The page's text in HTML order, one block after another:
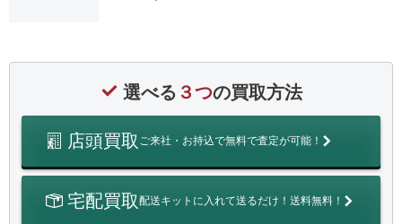
選べる ３つの買取方法
店頭買取 ご来社・お持込で無料で査定が可能！
宅配買取配送キットに入れて送るだけ！送料無料！